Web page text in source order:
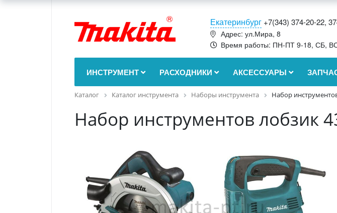
Екатеринбург +7(343) 374-20-22,
Адрес: ул.Мира, 8
Время работы: ПН-ПТ 9-18, СБ,
ИНСТРУМЕНТ РАСХОДНИКИ АКСЕССУАРЫ
Каталог Каталог инструмента Наборы инструмента Набор
Набор инструментов лобзик